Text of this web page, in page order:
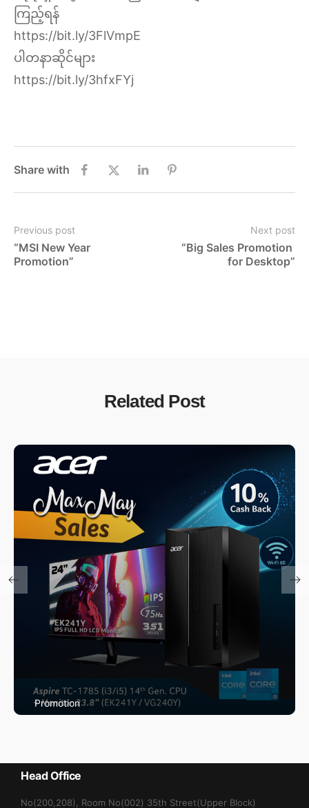
ကြည့်ရန်
https://bit.ly/3FlVmpE
ပါတနာဆိုင်များ
https://bit.ly/3hfxFYj
Share with
Previous post
“MSI New Year
Promotion”
Next post
“Big Sales Promotion
for Desktop”
Related Post
Promotion
Head Office
No(200,208), Room No(002) 35th Street(Upper Block)